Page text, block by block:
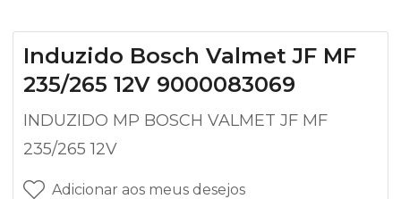
Induzido Bosch Valmet JF MF
235/265 12V 9000083069
INDUZIDO MP BOSCH VALMET JF MF
235/265 12V
Adicionar aos meus desejos